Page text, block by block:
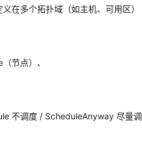
在多个拓扑域（如主机、可用区）
节点）、
不调度 / ScheduleAnyway 尽量调